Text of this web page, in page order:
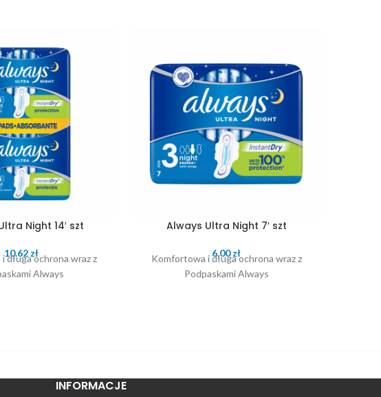
Night 14′ szt
10.62 zł
długa ochrona wraz z
Always
Always Ultra Night 7′ szt
6.00zł
Komfortowa i długa ochrona wraz z
Podpaskami Always
INFORMACJE